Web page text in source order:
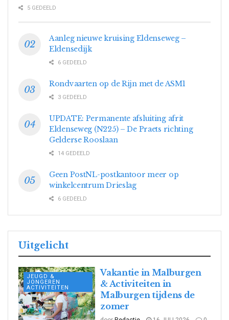
5 GEDEELD
Aanleg nieuwe kruising Eldenseweg –
Eldensedijk
6 GEDEELD
Rondvaarten op de Rijn met de ASM1
3 GEDEELD
UPDATE: Permanente afsluiting afrit
Eldenseweg (N225) – De Praets richting
Gelderse Rooslaan
14 GEDEELD
Geen PostNL-postkantoor meer op
winkelcentrum Drieslag
6 GEDEELD
Uitgelicht
JEUGD &
JONGEREN
ACTIVITEITEN
Vakantie in Malburgen
& Activiteiten in
Malburgen tijdens de
zomer